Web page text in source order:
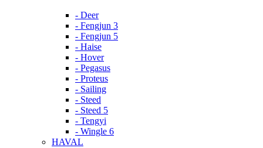
- Deer
- Fengjun 3
- Fengjun 5
- Haise
- Hover
- Pegasus
- Proteus
- Sailing
- Steed
- Steed 5
- Tengyi
- Wingle 6
HAVAL